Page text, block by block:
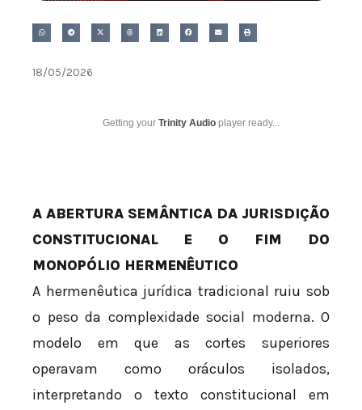
18/05/2026
Getting your Trinity Audio player ready...
A ABERTURA SEMÂNTICA DA JURISDIÇÃO
CONSTITUCIONAL E O FIM DO
MONOPÓLIO HERMENÊUTICO
A hermenêutica jurídica tradicional ruiu sob
o peso da complexidade social moderna. O
modelo em que as cortes superiores
operavam como oráculos isolados,
interpretando o texto constitucional em